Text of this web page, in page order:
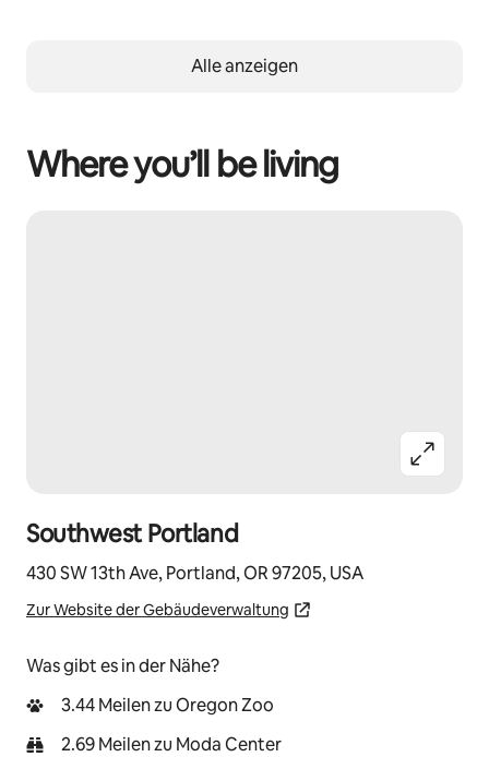
Alle anzeigen
Where you’ll be living
Southwest Portland
430 SW 13th Ave, Portland, OR 97205, USA
Zur Website der Gebäudeverwaltung
Was gibt es in der Nähe?
3.44 Meilen zu Oregon Zoo
2.69 Meilen zu Moda Center